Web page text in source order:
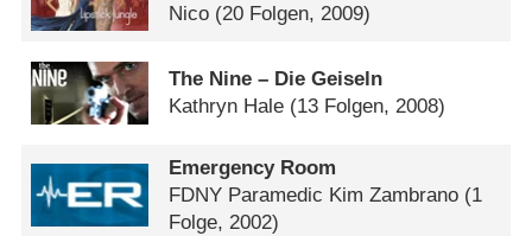
Nico (20 Folgen, 2009)
The Nine – Die Geiseln
Kathryn Hale (13 Folgen, 2008)
Emergency Room
FDNY Paramedic Kim Zambrano (1
Folge, 2002)